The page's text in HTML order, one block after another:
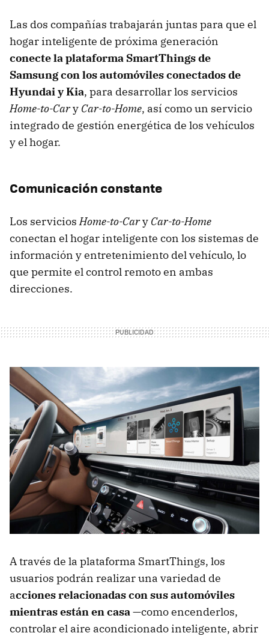
Las dos compañías trabajarán juntas para que el
hogar inteligente de próxima generación
conecte la plataforma SmartThings de
Samsung con los automóviles conectados de
Hyundai y Kia, para desarrollar los servicios
Home-to-Cary Car-to-Home, así como un servicio
integrado de gestión energética de los vehículos
y el hogar.
Comunicación constante
Los serviciosHome-to-Cary Car-to-Home
conectan el hogar inteligente con los sistemas de
información y entretenimiento del vehículo, lo
que permite el control remoto en ambas
direcciones.
A través de la plataforma SmartThings, los
usuarios podrán realizar una variedad de
acciones relacionadas con sus automóviles
mientras están en casa—como encenderlos,
controlar el aire acondicionado inteligente, abrir